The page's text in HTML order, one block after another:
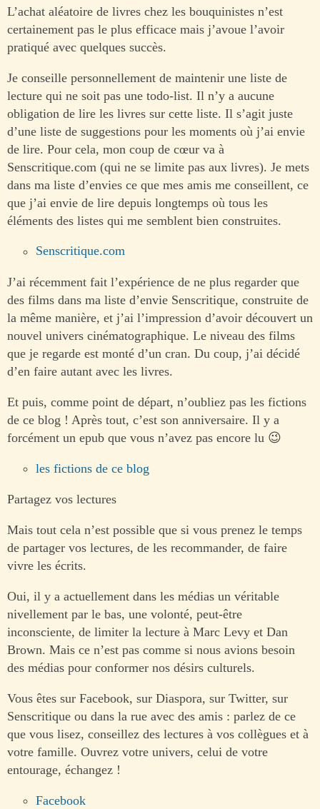
L’achat aléatoire de livres chez les bouquinistes n’est
certainement pas le plus efficace mais j’avoue l’avoir
pratiqué avec quelques succès.
Je conseille personnellement de maintenir une liste de
lecture qui ne soit pas une todo-list. Il n’y a aucune
obligation de lire les livres sur cette liste. Il s’agit juste
d’une liste de suggestions pour les moments où j’ai envie
de lire. Pour cela, mon coup de cœur va à
Senscritique.com (qui ne se limite pas aux livres). Je mets
dans ma liste d’envies ce que mes amis me conseillent, ce
que j’ai envie de lire depuis longtemps où tous les
éléments des listes qui me semblent bien construites.
Senscritique.com
J’ai récemment fait l’expérience de ne plus regarder que
des films dans ma liste d’envie Senscritique, construite de
la même manière, et j’ai l’impression d’avoir découvert un
nouvel univers cinématographique. Le niveau des films
que je regarde est monté d’un cran. Du coup, j’ai décidé
d’en faire autant avec les livres.
Et puis, comme point de départ, n’oubliez pas les fictions
de ce blog ! Après tout, c’est son anniversaire. Il y a
forcément un epub que vous n’avez pas encore lu 😉
les fictions de ce blog
Partagez vos lectures
Mais tout cela n’est possible que si vous prenez le temps
de partager vos lectures, de les recommander, de faire
vivre les écrits.
Oui, il y a actuellement dans les médias un véritable
nivellement par le bas, une volonté, peut-être
inconsciente, de limiter la lecture à Marc Levy et Dan
Brown. Mais ce n’est pas comme si nous avions besoin
des médias pour conformer nos désirs culturels.
Vous êtes sur Facebook, sur Diaspora, sur Twitter, sur
Senscritique ou dans la rue avec des amis : parlez de ce
que vous lisez, conseillez des lectures à vos collègues et à
votre famille. Ouvrez votre univers, celui de votre
entourage, échangez !
Facebook